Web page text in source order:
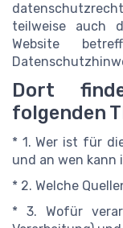
teilweise auch
Website
Dort
folgenden
* 1. Wer ist für
und an wen kann
* 2. Welche
* 3. Wofür